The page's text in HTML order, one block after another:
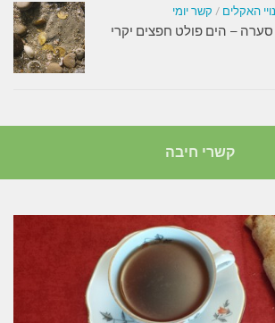
האקלים / קשר יומי
– הים פולט חפצים יקרי
קשרי חיבה